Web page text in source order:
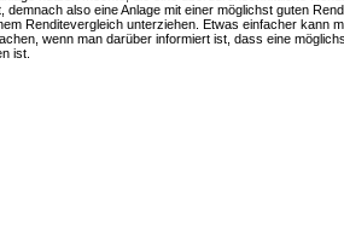
also eine Anlage mit einer möglichst guten
Renditevergleich unterziehen. Etwas einfacher kann
wenn man darüber informiert ist, dass eine
ist.